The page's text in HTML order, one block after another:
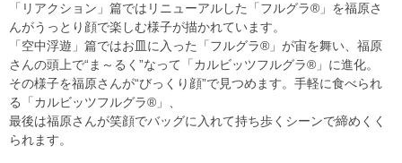
「リアクション」篇ではリニューアルした「フルグラ®」を福原さ
んがうっとり顔で楽しむ様子が描かれています。
「空中浮遊」篇ではお皿に入った「フルグラ®」が宙を舞い、福原
さんの頭上で“ま～るく”なって「カルビッツフルグラ®」に進化。
その様子を福原さんが“びっくり顔”で見つめます。手軽に食べられ
る「カルビッツフルグラ®」、
最後は福原さんが笑顔でバッグに入れて持ち歩くシーンで締めくく
られます。